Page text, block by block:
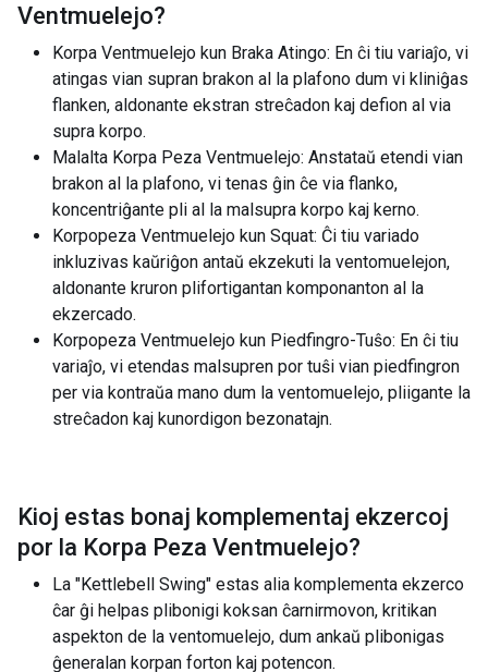
Ventmuelejo?
Korpa Ventmuelejo kun Braka Atingo: En ĉi tiu variaĵo, vi
atingas vian supran brakon al la plafono dum vi kliniĝas
flanken, aldonante ekstran streĉadon kaj defion al via
supra korpo.
Malalta Korpa Peza Ventmuelejo: Anstataŭ etendi vian
brakon al la plafono, vi tenas ĝin ĉe via flanko,
koncentriĝante pli al la malsupra korpo kaj kerno.
Korpopeza Ventmuelejo kun Squat: Ĉi tiu variado
inkluzivas kaŭriĝon antaŭ ekzekuti la ventomuelejon,
aldonante kruron plifortigantan komponanton al la
ekzercado.
Korpopeza Ventmuelejo kun Piedfingro-Tuŝo: En ĉi tiu
variaĵo, vi etendas malsupren por tuŝi vian piedfingron
per via kontraŭa mano dum la ventomuelejo, pliigante la
streĉadon kaj kunordigon bezonatajn.
Kioj estas bonaj komplementaj ekzercoj
por la Korpa Peza Ventmuelejo?
La "Kettlebell Swing" estas alia komplementa ekzerco
ĉar ĝi helpas plibonigi koksan ĉarnirmovon, kritikan
aspekton de la ventomuelejo, dum ankaŭ plibonigas
ĝeneralan korpan forton kaj potencon.